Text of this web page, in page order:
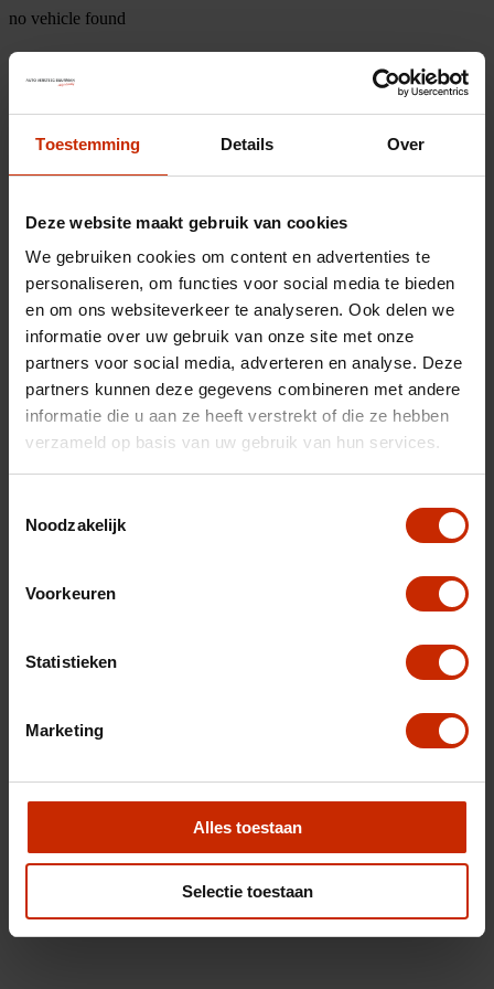
Toestemming Details Over
Deze website maakt gebruik van cookies
We gebruiken cookies om content en advertenties te
personaliseren, om functies voor social media te bieden
en om ons websiteverkeer te analyseren. Ook delen we
informatie over uw gebruik van onze site met onze
partners voor social media, adverteren en analyse. Deze
partners kunnen deze gegevens combineren met andere
informatie die u aan ze heeft verstrekt of die ze hebben
verzameld op basis van uw gebruik van hun services.
Noodzakelijk
Voorkeuren
Statistieken
Marketing
Alles toestaan
Selectie toestaan
no vehicle found